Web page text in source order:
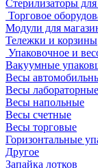
Стерилизаторы
Торговое
Модули для
Тележки и корзины
Упаковочное и
Вакуумные
Весы
Весы лабораторные
Весы напольные
Весы счетные
Весы торговые
Горизонтальные
Другое
Запайка лотков